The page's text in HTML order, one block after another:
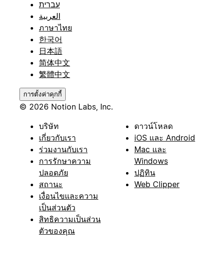
עברית
العربية
ภาษาไทย
한국어
日本語
简体中文
繁體中文
การตั้งค่าคุกกี้
© 2026 Notion Labs, Inc.
บริษัท
เกี่ยวกับเรา
ร่วมงานกับเรา
การรักษาความ
ปลอดภัย
สถานะ
เงื่อนไขและความ
เป็นส่วนตัว
สิทธิความเป็นส่วน
ตัวของคุณ
ดาวน์โหลด
iOS และ Android
Mac และ
Windows
ปฏิทิน
Web Clipper